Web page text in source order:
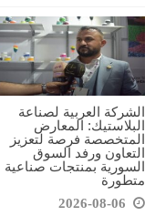
الشركة العربية لصناعة
البلاستيك: المعارض
المتخصصة فرصة لتعزيز
التعاون ورفد السوق
السورية بمنتجات صناعية
متطورة
2026-08-06